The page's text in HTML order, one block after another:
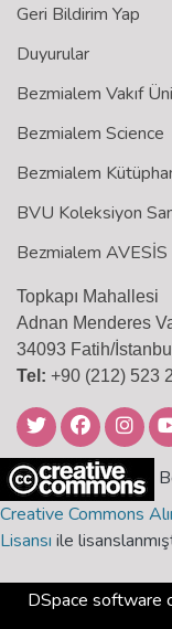
Geri Bildirim Yap
Duyurular
Bezmialem Vakıf
Bezmialem Science
Bezmialem
BVU Koleksiyon
Bezmialem AVESİS
Topkapı Mahallesi
Adnan Menderes
34093 Fatih/İstanbul
Tel: +90 (212) 523
Creative Commons
Lisansı ile
DSpace software